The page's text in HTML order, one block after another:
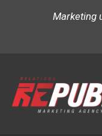
Marketing